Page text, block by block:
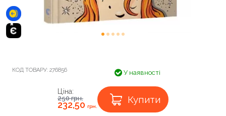
КОД ТОВАРУ: 276856 У наявності
Ціна:
250грн.
232,50 грн.
Купити